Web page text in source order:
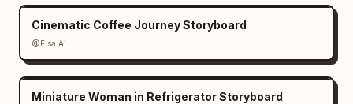
Cinematic Coffee Journey Storyboard
@Elsa Ai
Miniature Woman in Refrigerator Storyboard